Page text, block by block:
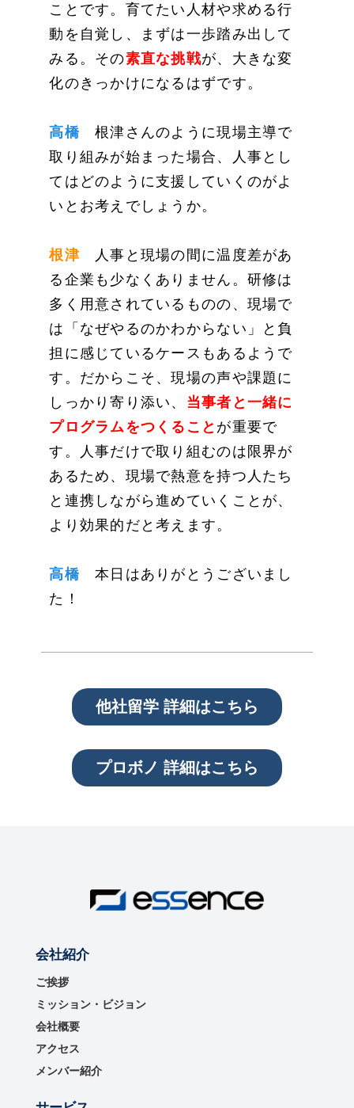
ことです。育てたい人材や求める行
動を自覚し、まずは一歩踏み出して
みる。その素直な挑戦が、大きな変
化のきっかけになるはずです。
高橋根津さんのように現場主導で
取り組みが始まった場合、人事とし
てはどのように支援していくのがよ
いとお考えでしょうか。
根津人事と現場の間に温度差があ
る企業も少なくありません。研修は
多く用意されているものの、現場で
は「なぜやるのかわからない」と負
担に感じているケースもあるようで
す。だからこそ、現場の声や課題に
しっかり寄り添い、 当事者と一緒に
プログラムをつくること が重要で
す。人事だけで取り組むのは限界が
あるため、現場で熱意を持つ人たち
と連携しながら進めていくことが、
より効果的だと考えます。
高橋本日はありがとうございまし
た！
他社留学 詳細はこちら
プロボノ 詳細はこちら
会社紹介
ご挨拶
ミッション・ビジョン
会社概要
アクセス
メンバー紹介